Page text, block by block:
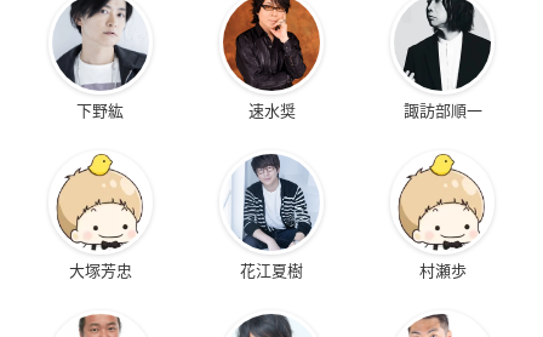
下野紘 速水奨 諏訪部順一
大塚芳忠 花江夏樹 村瀬歩